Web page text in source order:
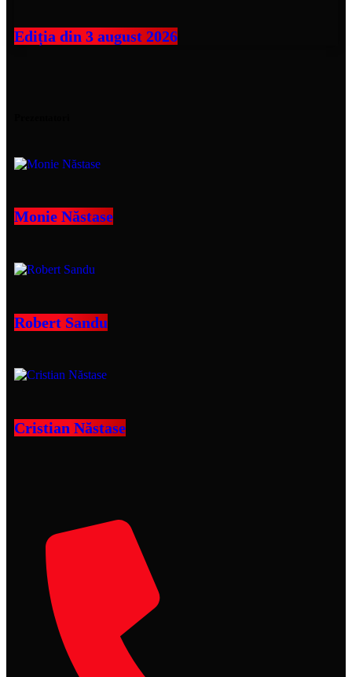
Ediția din 3 august 2026
Monie Năstase
Robert Sandu
Cristian Năstase